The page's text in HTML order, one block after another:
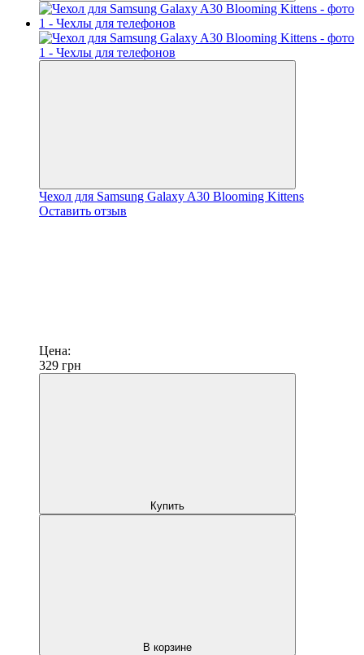
Чехол для Samsung Galaxy A30 Blooming Kittens
Оставить отзыв
Цена:
329 грн
Купить
В корзине